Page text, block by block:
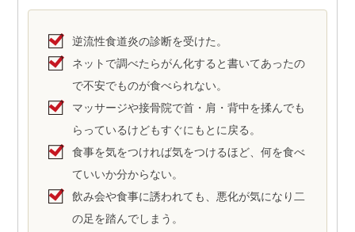
逆流性食道炎の診断を受けた。
ネットで調べたらがん化すると書いてあったの
で不安でものが食べられない。
マッサージや接骨院で首・肩・背中を揉んでも
らっているけどもすぐにもとに戻る。
食事を気をつければ気をつけるほど、何を食べ
ていいか分からない。
飲み会や食事に誘われても、悪化が気になり二
の足を踏んでしまう。